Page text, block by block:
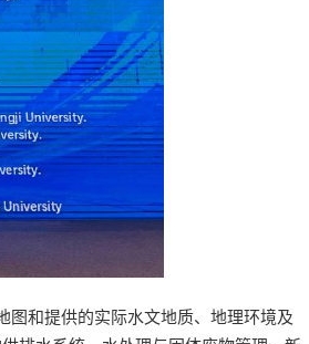
图和提供的实际水文地质、地理环境及